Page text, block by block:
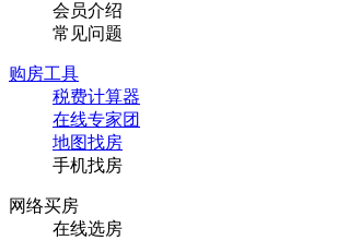
会员介绍
常见问题
购房工具
税费计算器
在线专家团
地图找房
手机找房
网络买房
在线选房